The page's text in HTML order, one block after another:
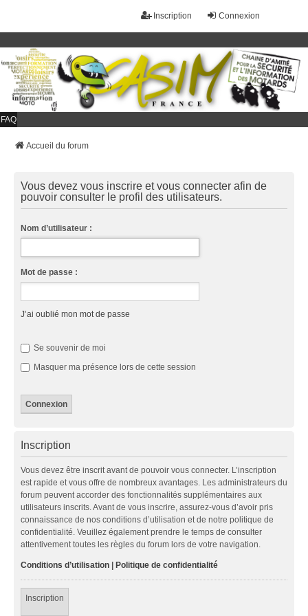
Connexion
Inscription
FAQ
Accueil du forum
Vous devez vous inscrire et vous connecter afin de
pouvoir consulter le profil des utilisateurs.
Nom d’utilisateur :
Mot de passe :
J’ai oublié mon mot de passe
Se souvenir de moi
Masquer ma présence lors de cette session
Inscription
Vous devez être inscrit avant de pouvoir vous connecter. L’inscription
est rapide et vous offre de nombreux avantages. Les administrateurs du
forum peuvent accorder des fonctionnalités supplémentaires aux
utilisateurs inscrits. Avant de vous inscrire, assurez-vous d’avoir pris
connaissance de nos conditions d’utilisation et de notre politique de
confidentialité. Veuillez également prendre le temps de consulter
attentivement toutes les règles du forum lors de votre navigation.
Conditions d’utilisation Politique de confidentialité
Inscription